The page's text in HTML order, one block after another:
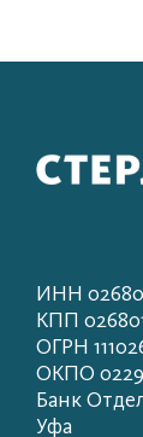
ИНН
КПП
ОГРН
ОКПО
Банк
Уфа